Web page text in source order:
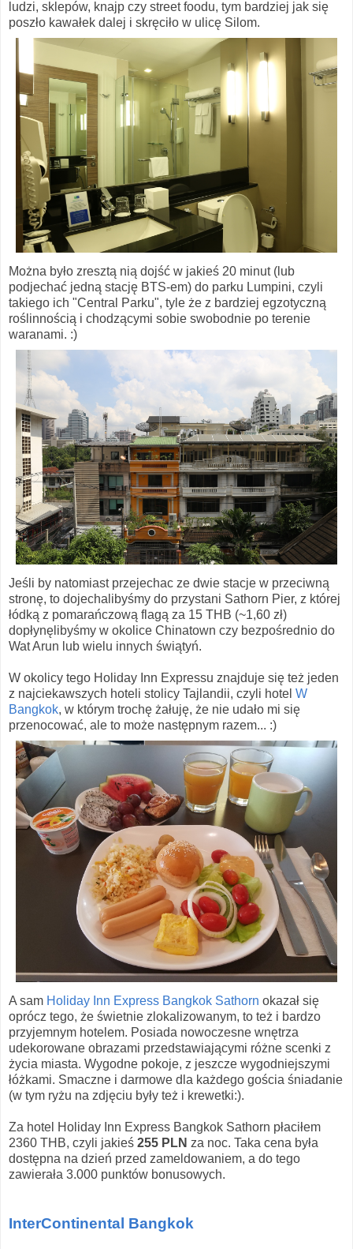
ludzi, sklepów, knajp czy street foodu, tym bardziej jak się
poszło kawałek dalej i skręciło w ulicę Silom.
Można było zresztą nią dojść w jakieś 20 minut (lub
podjechać jedną stację BTS-em) do parku Lumpini, czyli
takiego ich "Central Parku", tyle że z bardziej egzotyczną
roślinnością i chodzącymi sobie swobodnie po terenie
waranami. :)
Jeśli by natomiast przejechac ze dwie stacje w przeciwną
stronę, to dojechalibyśmy do przystani Sathorn Pier, z której
łódką z pomarańczową flagą za 15 THB (~1,60 zł)
dopłynęlibyśmy w okolice Chinatown czy bezpośrednio do
Wat Arun lub wielu innych świątyń.
W okolicy tego Holiday Inn Expressu znajduje się też jeden
z najciekawszych hoteli stolicy Tajlandii, czyli hotel W
Bangkok, w którym trochę żałuję, że nie udało mi się
przenocować, ale to może następnym razem... :)
A sam Holiday Inn Express Bangkok Sathorn okazał się
oprócz tego, że świetnie zlokalizowanym, to też i bardzo
przyjemnym hotelem. Posiada nowoczesne wnętrza
udekorowane obrazami przedstawiającymi różne scenki z
życia miasta. Wygodne pokoje, z jeszcze wygodniejszymi
łóżkami. Smaczne i darmowe dla każdego gościa śniadanie
(w tym ryżu na zdjęciu były też i krewetki:).
Za hotel Holiday Inn Express Bangkok Sathorn płaciłem
2360 THB, czyli jakieś 255 PLN za noc. Taka cena była
dostępna na dzień przed zameldowaniem, a do tego
zawierała 3.000 punktów bonusowych.
InterContinental Bangkok